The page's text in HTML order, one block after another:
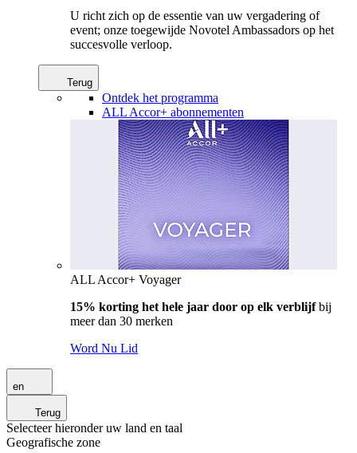
U richt zich op de essentie van uw vergadering of
event; onze toegewijde Novotel Ambassadors op het
succesvolle verloop.
Terug
Ontdek het programma
ALL Accor+ abonnementen
ALL Accor+ Voyager
15% korting het hele jaar door op elk verblijfbij
meer dan 30 merken
Word Nu Lid
en
Terug
Selecteer hieronder uw land en taal
Geografische zone